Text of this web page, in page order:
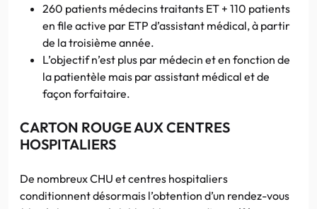
260 patients médecins traitants ET + 110 patients
en file active par ETP d’assistant médical, à partir
de la troisième année.
L’objectif n’est plus par médecin et en fonction de
la patientèle mais par assistant médical et de
façon forfaitaire.
CARTON ROUGE AUX CENTRES
HOSPITALIERS
De nombreux CHU et centres hospitaliers
conditionnent désormais l’obtention d’un rendez-vous